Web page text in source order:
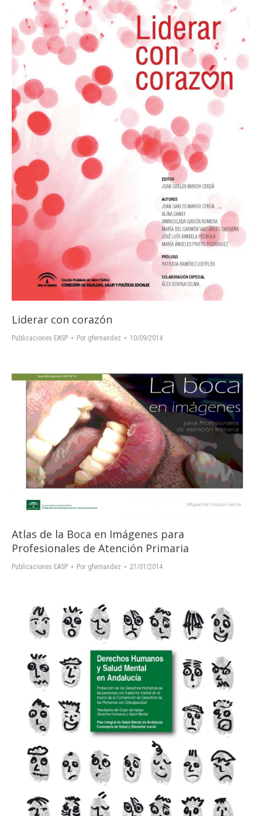
Liderar con corazón
Publicaciones EASP Por gfernandez 10/09/2014
Atlas de la Boca en Imágenes para
Profesionales de Atención Primaria
Publicaciones EASP Por gfernandez 27/01/2014